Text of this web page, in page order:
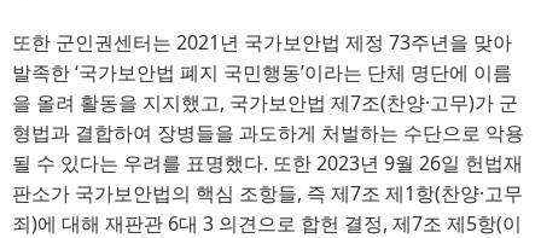
또한 군인권센터는 2021 년 국가보안법 제정 73주년을 맞아
발족한‘국가보안법 폐지 국민행동’이라는 단체 명단에 이름
을 올려 활동을 지지했고, 국가보안법 제7조(찬양·고무)가 군
형법과 결합하여 장병들을 과도하게 처벌하는 수단으로 악용
될 수 있다는 우려를 표명했다. 또한2023년 9월 26일 헌법재
판소가 국가보안법의 핵심 조항들, 즉 제7조 제1항(찬양·고무
죄)에 대해 재판관 6대 3 의견으로 합헌 결정, 제7조 제5항(이